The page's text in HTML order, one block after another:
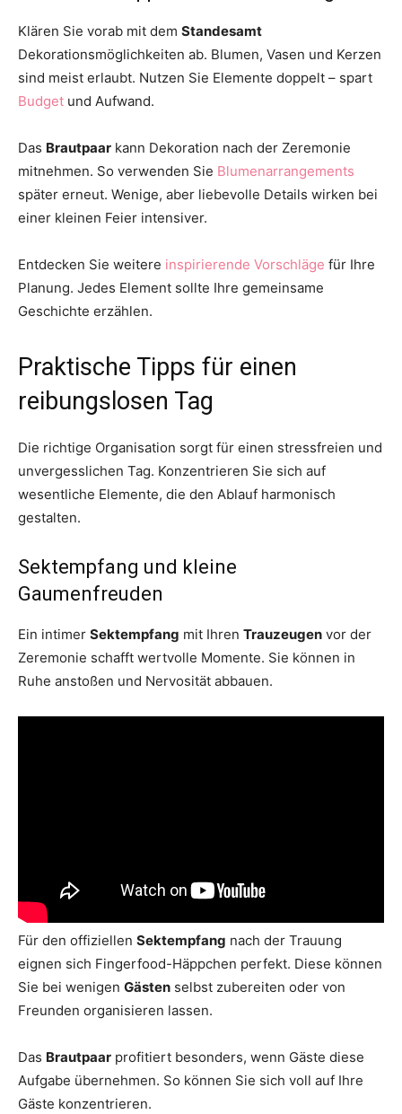
Klären Sie vorab mit dem Standesamt
Dekorationsmöglichkeiten ab. Blumen, Vasen und Kerzen
sind meist erlaubt. Nutzen Sie Elemente doppelt – spart
Budget und Aufwand.
Das Brautpaar kann Dekoration nach der Zeremonie
mitnehmen. So verwenden Sie Blumenarrangements
später erneut. Wenige, aber liebevolle Details wirken bei
einer kleinen Feier intensiver.
Entdecken Sie weitere inspirierende Vorschläge für Ihre
Planung. Jedes Element sollte Ihre gemeinsame
Geschichte erzählen.
Praktische Tipps für einen
reibungslosen Tag
Die richtige Organisation sorgt für einen stressfreien und
unvergesslichen Tag. Konzentrieren Sie sich auf
wesentliche Elemente, die den Ablauf harmonisch
gestalten.
Sektempfang und kleine
Gaumenfreuden
Ein intimer Sektempfang mit Ihren Trauzeugen vor der
Zeremonie schafft wertvolle Momente. Sie können in
Ruhe anstoßen und Nervosität abbauen.
Für den offiziellen Sektempfang nach der Trauung
eignen sich Fingerfood-Häppchen perfekt. Diese können
Sie bei wenigen Gästen selbst zubereiten oder von
Freunden organisieren lassen.
Das Brautpaar profitiert besonders, wenn Gäste diese
Aufgabe übernehmen. So können Sie sich voll auf Ihre
Gäste konzentrieren.